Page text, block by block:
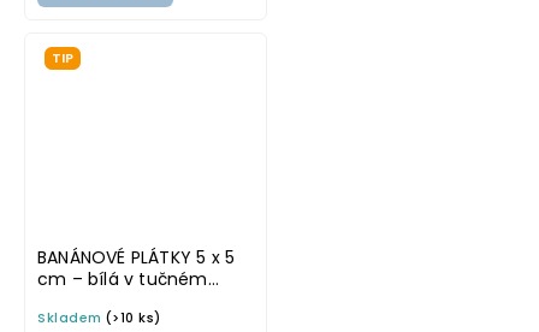
TIP
BANÁNOVÉ PLÁTKY 5 x 5
cm – bílá v tučném
samolepka na
Skladem (>10 ks)